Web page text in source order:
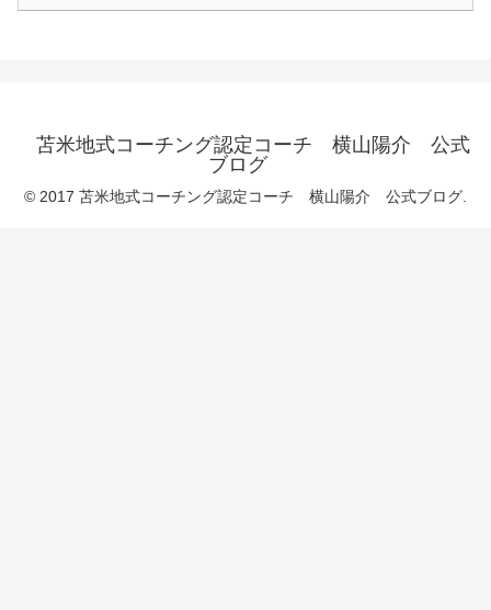
苫米地式コーチング認定コーチ 横山陽介 公式
ブログ
© 2017 苫米地式コーチング認定コーチ 横山陽介 公式ブログ.